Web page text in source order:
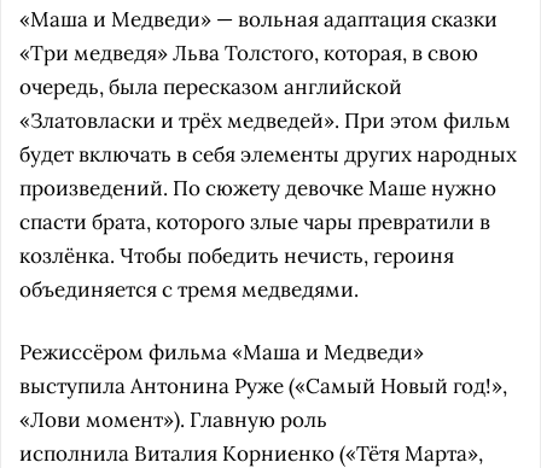
«Маша и Медведи» — вольная адаптация сказки
«Три медведя» Льва Толстого, которая, в свою
очередь, была пересказом английской
«Златовласки и трёх медведей». При этом фильм
будет включать в себя элементы других народных
произведений. По сюжету девочке Маше нужно
спасти брата, которого злые чары превратили в
козлёнка. Чтобы победить нечисть, героиня
объединяется с тремя медведями.
Режиссёром фильма «Маша и Медведи»
выступила Антонина Руже («Самый Новый год!»,
«Лови момент»). Главную роль
исполнила Виталия Корниенко («Тётя Марта»,